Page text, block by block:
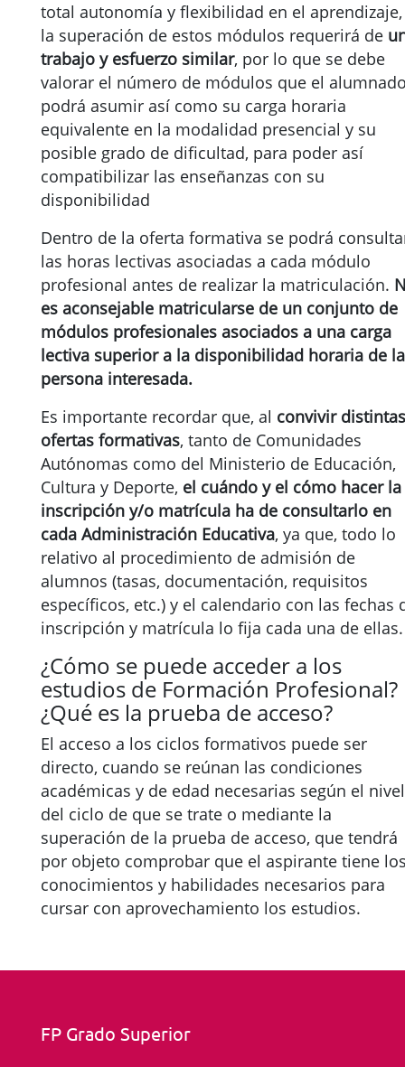
total autonomía y flexibilidad en el aprendizaje,
la superación de estos módulos requerirá de
trabajo y esfuerzo similar, por lo que se debe
valorar el número de módulos que el
podrá asumir así como su carga horaria
equivalente en la modalidad presencial y su
posible grado de dificultad, para poder así
compatibilizar las enseñanzas con su
disponibilidad
Dentro de la oferta formativa se podrá
las horas lectivas asociadas a cada módulo
profesional antes de realizar la matriculación.
es aconsejable matricularse de un conjunto de
módulos profesionales asociados a una carga
lectiva superior a la disponibilidad horaria de la
persona interesada.
Es importante recordar que, al convivir distintas
ofertas formativas, tanto de Comunidades
Autónomas como del Ministerio de Educación,
Cultura y Deporte, el cuándo y el cómo hacer la
inscripción y/o matrícula ha de consultarlo en
cada Administración Educativa, ya que, todo lo
relativo al procedimiento de admisión de
alumnos (tasas, documentación, requisitos
específicos, etc.) y el calendario con las fechas
inscripción y matrícula lo fija cada una de ellas.
¿Cómo se puede acceder a los
estudios de Formación Profesional?
¿Qué es la prueba de acceso?
El acceso a los ciclos formativos puede ser
directo, cuando se reúnan las condiciones
académicas y de edad necesarias según el nivel
del ciclo de que se trate o mediante la
superación de la prueba de acceso, que tendrá
por objeto comprobar que el aspirante tiene
conocimientos y habilidades necesarios para
cursar con aprovechamiento los estudios.
FP Grado Superior